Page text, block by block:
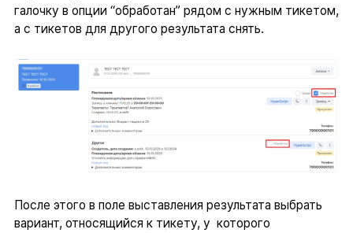
галочку в опции “обработан” рядом с нужным тикетом,
а с тикетов для другого результата снять.
После этого в поле выставления результата выбрать
вариант, относящийся к тикету, у которого